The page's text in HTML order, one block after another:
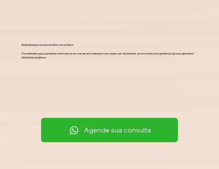
Redesignação sexual mamária com prótese
Procedimento para aumentar e harmonizar as mamas em mulheres trans e pessoas não binárias, promovendo uma aparência natural e alinhada à
identidade de gênero.
Agende sua consulta